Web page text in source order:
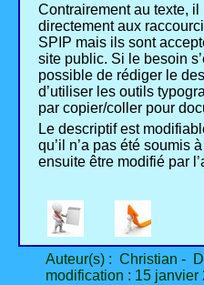
Contrairement au texte,
directement aux
SPIP mais ils sont
site public. Si le besoin
possible de rédiger le
d’utiliser les outils
par copier/coller pour
Le descriptif est
qu’il n’a pas été soumis
ensuite être modifié par
Auteur(s) : Christian -
modification : 15 janvier